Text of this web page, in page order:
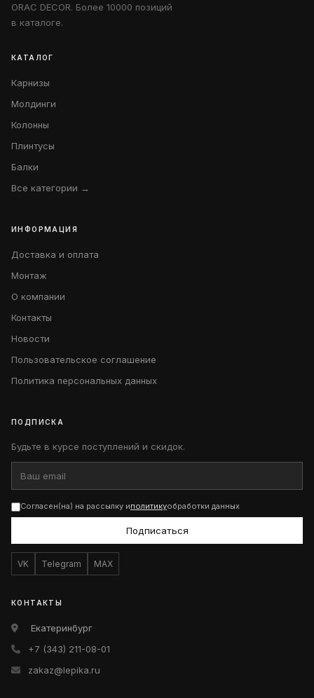
ORAC DECOR. Более 10000 позиций
в каталоге.
КАТАЛОГ
Карнизы
Молдинги
Колонны
Плинтусы
Балки
Все категории →
ИНФОРМАЦИЯ
Доставка и оплата
Монтаж
О компании
Контакты
Новости
Пользовательское соглашение
Политика персональных данных
ПОДПИСКА
Будьте в курсе поступлений и скидок.
Согласен(на) на рассылку иполитикуобработки данных
Подписаться
VK Telegram MAX
КОНТАКТЫ
Екатеринбург
+7 (343) 211-08-01
zakaz@lepika.ru